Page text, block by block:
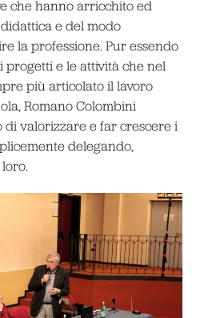
che hanno arricchito ed
e del modo
la professione. Pur essendo
progetti e le attività che nel
più articolato il lavoro
Romano Colombini
di valorizzare e far crescere i
delegando,